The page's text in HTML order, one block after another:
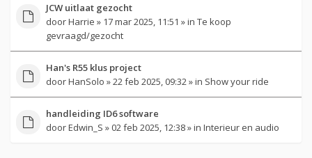
JCW uitlaat gezocht
doorHarrie » 17 mar 2025, 11:51 » in Te koop
gevraagd/gezocht
Han's R55 klus project
doorHanSolo » 22 feb 2025, 09:32 » in Show your ride
handleiding ID6 software
doorEdwin_S » 02 feb 2025, 12:38 » in Interieur en audio